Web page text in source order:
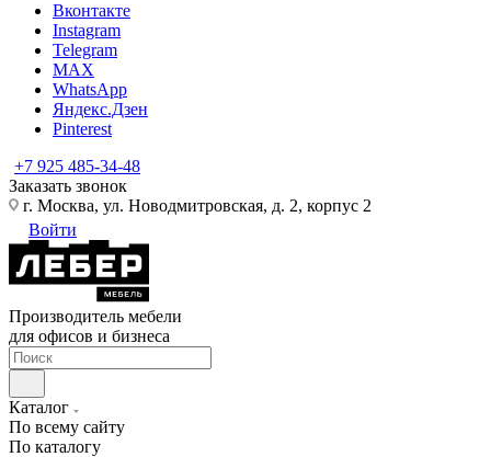
Вконтакте
Instagram
Telegram
MAX
WhatsApp
Яндекс.Дзен
Pinterest
+7 925 485-34-48
Заказать звонок
г. Москва, ул. Новодмитровская, д. 2, корпус 2
Войти
Производитель мебели
для офисов и бизнеса
Каталог
По всему сайту
По каталогу